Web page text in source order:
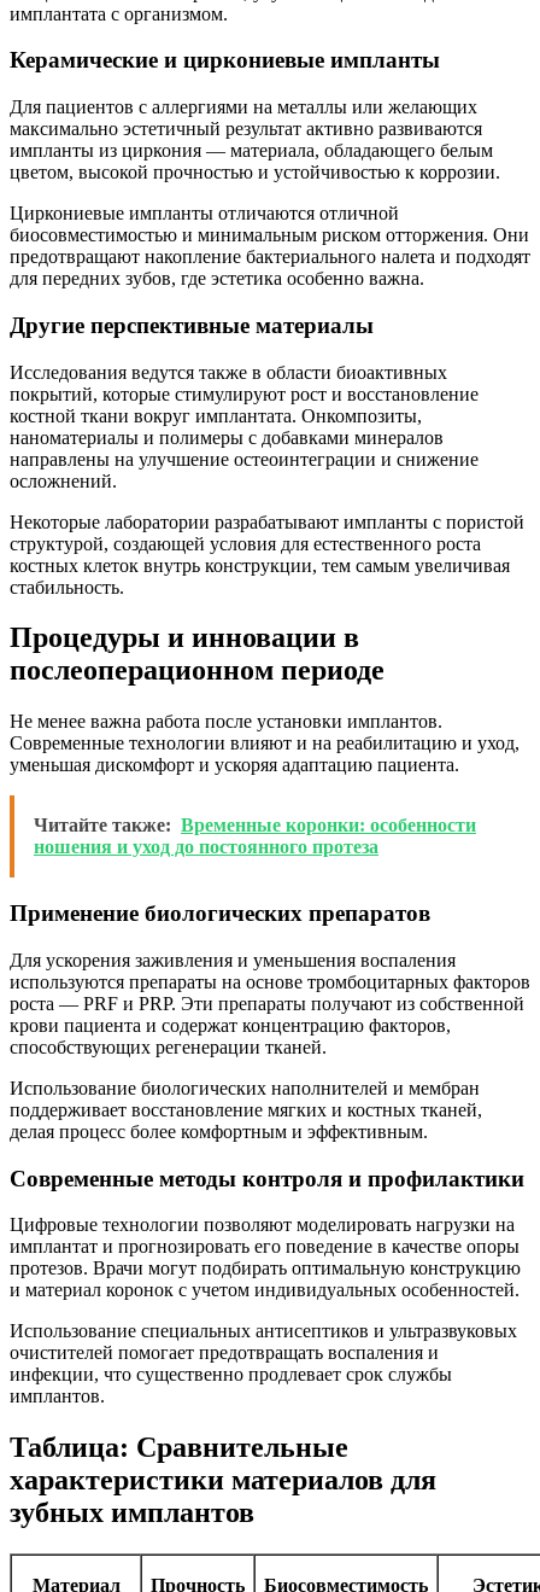
имплантата с организмом.
Керамические и циркониевые импланты
Для пациентов с аллергиями на металлы или желающих
максимально эстетичный результат активно развиваются
импланты из циркония — материала, обладающего белым
цветом, высокой прочностью и устойчивостью к коррозии.
Циркониевые импланты отличаются отличной
биосовместимостью и минимальным риском отторжения. Они
предотвращают накопление бактериального налета и подходят
для передних зубов, где эстетика особенно важна.
Другие перспективные материалы
Исследования ведутся также в области биоактивных
покрытий, которые стимулируют рост и восстановление
костной ткани вокруг имплантата. Онкомпозиты,
наноматериалы и полимеры с добавками минералов
направлены на улучшение остеоинтеграции и снижение
осложнений.
Некоторые лаборатории разрабатывают импланты с пористой
структурой, создающей условия для естественного роста
костных клеток внутрь конструкции, тем самым увеличивая
стабильность.
Процедуры и инновации в
послеоперационном периоде
Не менее важна работа после установки имплантов.
Современные технологии влияют и на реабилитацию и уход,
уменьшая дискомфорт и ускоряя адаптацию пациента.
Читайте также: Временные коронки: особенности
ношения и уход до постоянного протеза
Применение биологических препаратов
Для ускорения заживления и уменьшения воспаления
используются препараты на основе тромбоцитарных факторов
роста — PRF и PRP. Эти препараты получают из собственной
крови пациента и содержат концентрацию факторов,
способствующих регенерации тканей.
Использование биологических наполнителей и мембран
поддерживает восстановление мягких и костных тканей,
делая процесс более комфортным и эффективным.
Современные методы контроля и профилактики
Цифровые технологии позволяют моделировать нагрузки на
имплантат и прогнозировать его поведение в качестве опоры
протезов. Врачи могут подбирать оптимальную конструкцию
и материал коронок с учетом индивидуальных особенностей.
Использование специальных антисептиков и ультразвуковых
очистителей помогает предотвращать воспаления и
инфекции, что существенно продлевает срок службы
имплантов.
Таблица: Сравнительные
характеристики материалов для
зубных имплантов
Материал Прочность Биосовместимость